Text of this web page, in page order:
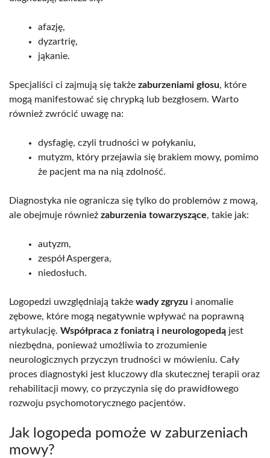
afazję,
dyzartrię,
jąkanie.
Specjaliści ci zajmują się także zaburzeniami głosu, które
mogą manifestować się chrypką lub bezgłosem. Warto
również zwrócić uwagę na:
dysfagię, czyli trudności w połykaniu,
mutyzm, który przejawia się brakiem mowy, pomimo
że pacjent ma na nią zdolność.
Diagnostyka nie ogranicza się tylko do problemów z mową,
ale obejmuje również zaburzenia towarzyszące, takie jak:
autyzm,
zespół Aspergera,
niedosłuch.
Logopedzi uwzględniają także wady zgryzu i anomalie
zębowe, które mogą negatywnie wpływać na poprawną
artykulację. Współpraca z foniatrą i neurologopedą jest
niezbędna, ponieważ umożliwia to zrozumienie
neurologicznych przyczyn trudności w mówieniu. Cały
proces diagnostyki jest kluczowy dla skutecznej terapii oraz
rehabilitacji mowy, co przyczynia się do prawidłowego
rozwoju psychomotorycznego pacjentów.
Jak logopeda pomoże w zaburzeniach
mowy?